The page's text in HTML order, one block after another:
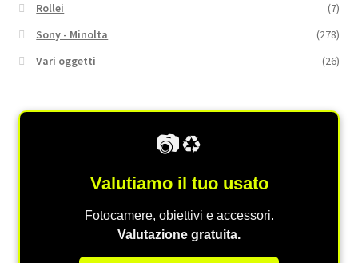
Rollei
(7)
Sony - Minolta
(278)
Vari oggetti
(26)
📷♻️
Valutiamo il tuo usato
Fotocamere, obiettivi e accessori.
Valutazione gratuita.